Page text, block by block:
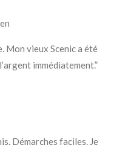
Mon vieux Scenic a été
immédiatement.”
Démarches faciles. Je